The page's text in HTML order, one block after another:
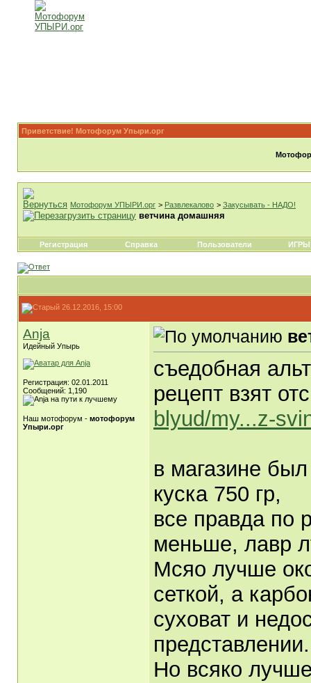
Приветствие! Мотофорум Упыри.орг
Мотофорум УПЫРИ.орг > Развлекалово > Закусывать - НАДО!
ветчина домашняя
Регистрация Справка Пользователи ИГРЫ
26.12.2016, 15:00
Anja
Идейный Упырь
Регистрация: 02.01.2011
Сообщений: 1,190
Наш мотофорум - мотофорум
Упыри.орг
съедобная
рецепт взят
blyud/my...z-
в магазине
куска 750 гр,
все правда по
меньше, лавр
Мсяо лучше
сеткой, а
суховат и
представлении.
Но всяко